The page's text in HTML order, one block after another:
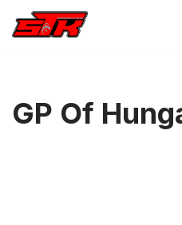
GP Of